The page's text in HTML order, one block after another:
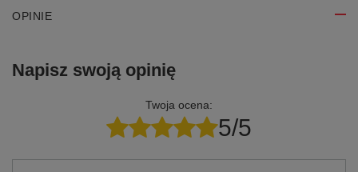
OPINIE
Napisz swoją opinię
Twoja ocena:
5/5